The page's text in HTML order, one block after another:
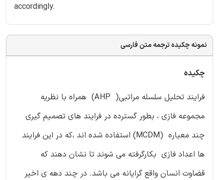
accordingly.
نمونه چکیده ترجمه متن فارسی
چکیده
فرایند تحلیل سلسله مراتبی( AHP) همراه با نظریه
مجموعه فازی ، بطور گسترده در فرایند های تصمیم گیری
چند معیاره (MCDM) استفاده شده اند ،که در این فرایند
ها اعداد فازی بکارگرفته می شوند تا نشان دهند که
قضاوت انسان واقع گرایانه می باشد. در چند دهه ی اخیر